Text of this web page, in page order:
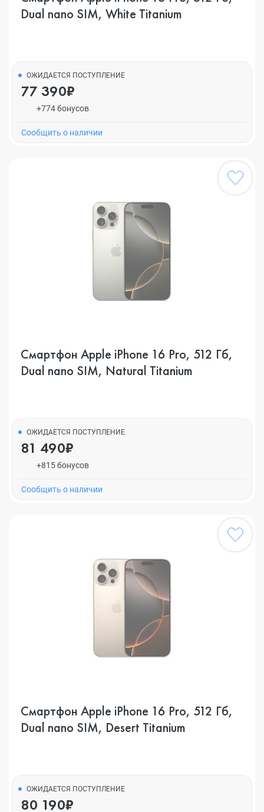
Dual nano SIM, White Titanium
ОЖИДАЕТСЯ ПОСТУПЛЕНИЕ
77 390₽
+774 бонусов
Cообщить о наличии
Смартфон Apple iPhone 16 Pro, 512 Гб,
Dual nano SIM, Natural Titanium
ОЖИДАЕТСЯ ПОСТУПЛЕНИЕ
81 490₽
+815 бонусов
Cообщить о наличии
Смартфон Apple iPhone 16 Pro, 512 Гб,
Dual nano SIM, Desert Titanium
ОЖИДАЕТСЯ ПОСТУПЛЕНИЕ
80 190₽